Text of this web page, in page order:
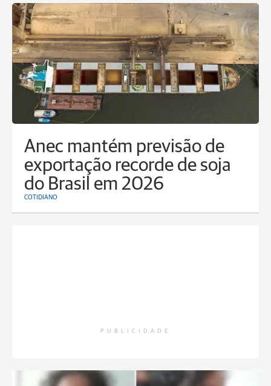
Anec mantém previsão de
exportação recorde de soja
do Brasil em 2026
COTIDIANO
PUBLICIDADE